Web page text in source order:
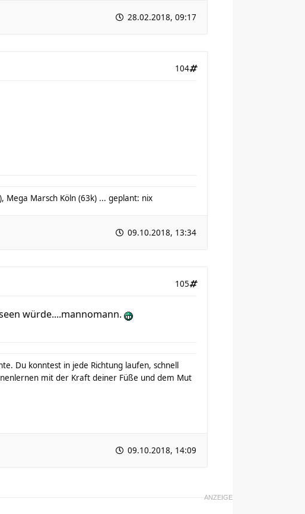
28.02.2018, 09:17
104
Marsch Köln (63k) ... geplant: nix
09.10.2018, 13:34
105
würde....mannomann.
Du konntest in jede Richtung laufen, schnell
mit der Kraft deiner Füße und dem Mut
09.10.2018, 14:09
ANZEIGE